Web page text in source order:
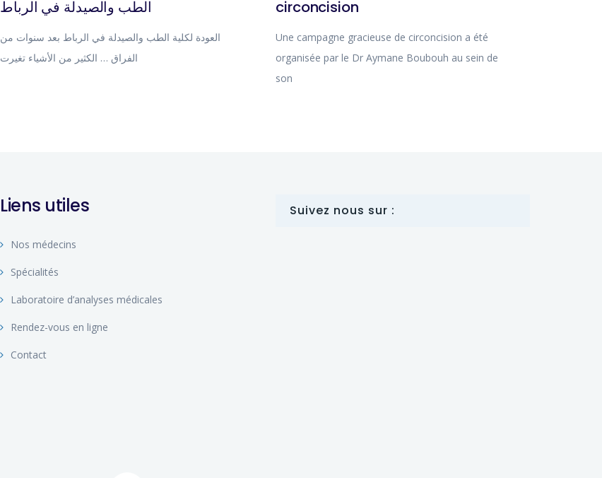
الطب والصيدلة في الرباط
العودة لكلية الطب والصيدلة في الرباط بعد سنوات من
الفراق … الكثير من الأشياء تغيرت
circoncision
Une campagne gracieuse de circoncision a été
organisée par le Dr Aymane Boubouh au sein de
son
Liens utiles
Nos médecins
Spécialités
Laboratoire d’analyses médicales
Rendez-vous en ligne
Contact
Suivez nous sur :